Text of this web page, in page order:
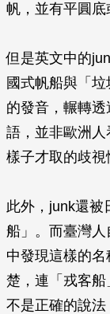
帆，並有平圓底
但是英文中的
國式帆船與「
的發音，輾轉
語，並非歐洲
樣子才取的歧視
此外，junk還被
船」。而臺灣
中發現這樣的
楚，連「戎客
不是正確的說